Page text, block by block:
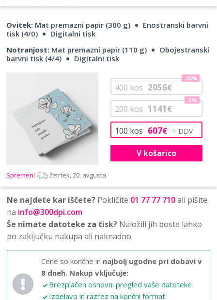
Ovitek: Mat premazni papir (300 g)
Enostranski barvni
tisk (4/0)
Digitalni tisk
Notranjost: Mat premazni papir (110 g)
Obojestranski
barvni tisk (4/4)
Digitalni tisk
100 kos 607€
200 kos 1141€
-5%
400 kos 2056€
-15%
V košarico
Spremeni četrtek, 20. avgusta
Ne najdete kar iščete? Pokličite 01 77 77 710ali pišite
na info@300dpi.com
Še nimate datoteke za tisk? Naložili jih boste lahko
po zaključku nakupa ali naknadno
Cene so končne in najbolj ugodne pri dobavi v
8 dneh. Nakup vključuje:
Brezplačen osnovni pregled vaše datoteke
Izdelavo in razrez na končni format